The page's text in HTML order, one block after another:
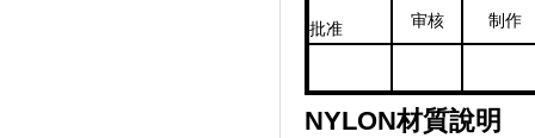
批准 审核 制作
NYLON材質說明